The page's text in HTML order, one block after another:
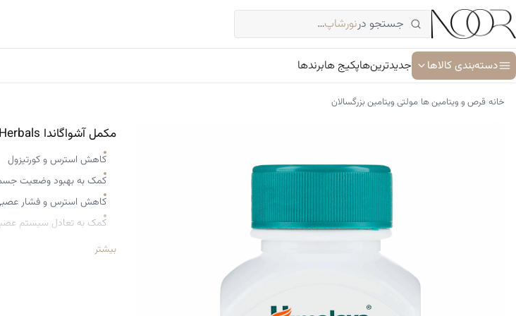
رفتن
به
محتوا
جستجو درنورشاپ…
دسته‌بندی کالاها
جوان کننده و ضد پیری پوست
جدیدترین‌هاپکیج هابرندها
خانه›قرص و ویتامین ها›مولتی ویتامین بزرگسالان
مکمل آشواگاندا Himalaya Herbals
کاهش استرس و کورتیزول
کمک به بهبود وضعیت
کاهش استرس و فشار
کمک به تعادل سیستم
بهبود کیفیت خواببیشتر